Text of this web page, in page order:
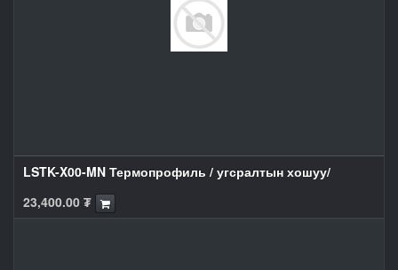
LSTK-X00-MN Термопрофиль / угсралтын хошуу/
23,400.00 ₮